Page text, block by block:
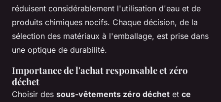
réduisent considérablement l'utilisation d'eau et de
produits chimiques nocifs. Chaque décision, de la
sélection des matériaux à l'emballage, est prise dans
une optique de durabilité.
Importance de l'achat responsable et zéro
déchet
Choisir des sous-vêtements zéro déchet et ce